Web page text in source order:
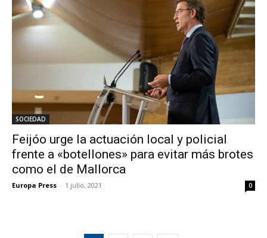
SOCIEDAD
Feijóo urge la actuación local y policial
frente a «botellones» para evitar más brotes
como el de Mallorca
Europa Press - 1 julio, 2021 0